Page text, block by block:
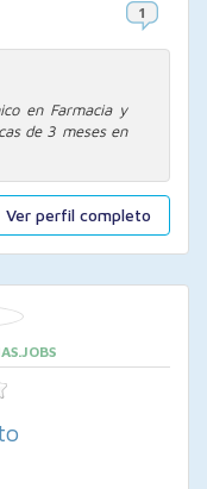
Ver perfil completo
en Farmacia y
de 3 meses en